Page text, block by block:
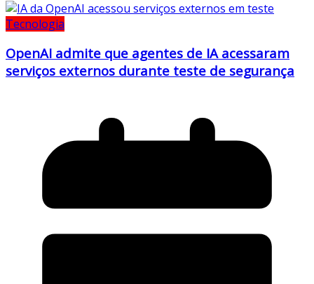
Tecnologia
OpenAI admite que agentes de IA acessaram
serviços externos durante teste de segurança